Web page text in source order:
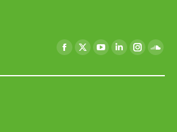
Facebook
X
YouTubeLinkedin